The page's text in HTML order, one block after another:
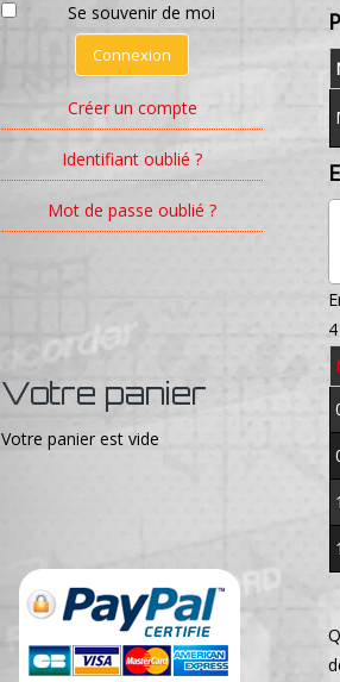
Se souvenir de moi
Connexion
Créer un compte
Identifiant oublié ?
Mot de passe oublié ?
Votre panier
Votre panier est vide